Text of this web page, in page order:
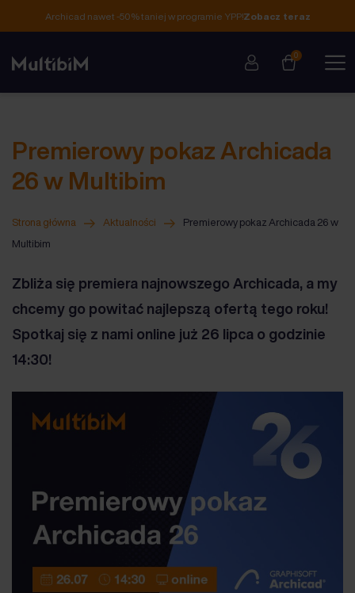
Archicad nawet -50% taniej w programie YPP!Zobacz teraz
0
Premierowy pokaz Archicada
26 w Multibim
Strona główna Aktualności Premierowy pokaz Archicada 26 w
Multibim
Zbliża się premiera najnowszego Archicada, a my
chcemy go powitać najlepszą ofertą tego roku!
Spotkaj się z nami online już 26 lipca o godzinie
14:30!